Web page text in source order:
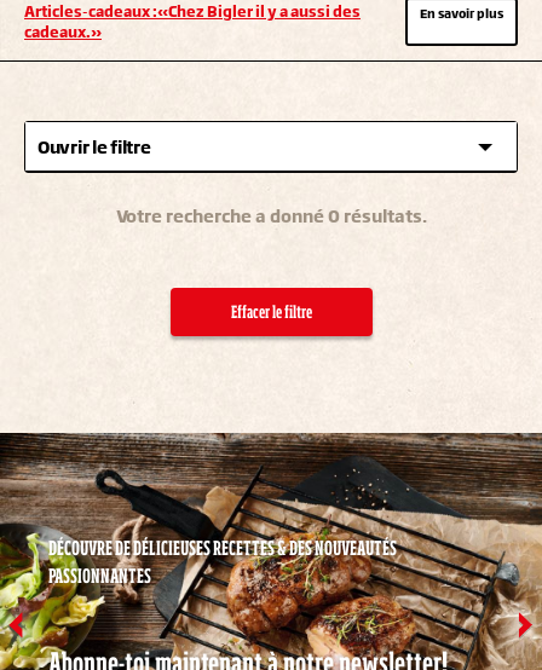
Articles-cadeaux :«Chez Bigler il y a aussi des
cadeaux.»
En savoir plus
Ouvrir le filtre
Votre recherche a donné 0 résultats.
Effacer le filtre
DÉCOUVRE DE DÉLICIEUSES RECETTES & DES NOUVEAUTÉS
PASSIONNANTES
Abonne-toi maintenant à notre newsletter!